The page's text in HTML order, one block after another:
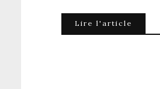
Lire l'article